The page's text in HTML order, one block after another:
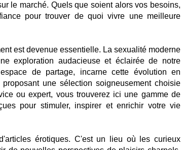
le marché. Quels que soient alors vos besoins,
pour trouver de quoi vivre une meilleure
est devenue essentielle. La sexualité moderne
exploration audacieuse et éclairée de notre
de partage, incarne cette évolution en
une sélection soigneusement choisie
ou expert, vous trouverez ici une gamme de
pour stimuler, inspirer et enrichir votre vie
érotiques. C'est un lieu où les curieux